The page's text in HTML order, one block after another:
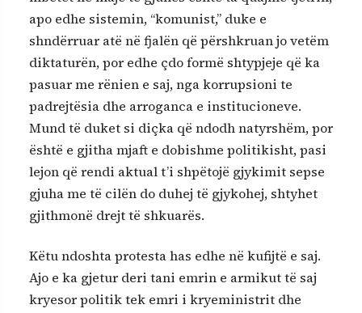
apo edhe sistemin, “komunist,” duke e
shndërruar atë në fjalën që përshkruan jo vetëm
diktaturën, por edhe çdo formë shtypjeje që ka
pasuar me rënien e saj, nga korrupsioni te
padrejtësia dhe arroganca e institucioneve.
Mund të duket si diçka që ndodh natyrshëm, por
është e gjitha mjaft e dobishme politikisht, pasi
lejon që rendi aktual t’i shpëtojë gjykimit sepse
gjuha me të cilën do duhej të gjykohej, shtyhet
gjithmonë drejt të shkuarës.
Këtu ndoshta protesta has edhe në kufijtë e saj.
Ajo e ka gjetur deri tani emrin e armikut të saj
kryesor politik tek emri i kryeministrit dhe